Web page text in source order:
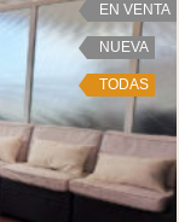
EN VENTA
NUEVA
TODAS